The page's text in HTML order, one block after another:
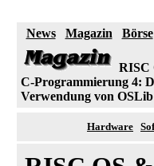
News Magazin Börse
RISC
C-Programmierung 4:
Verwendung von OSLib
Hardware